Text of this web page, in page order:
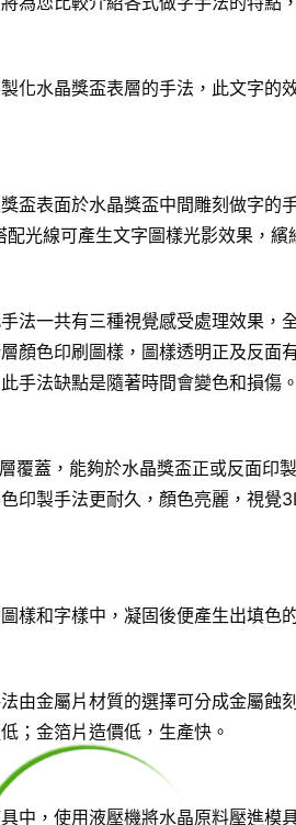
水晶獎盃表層的手法，此文字
表面於水晶獎盃中間雕刻做字
光線可產生文字圖樣光影效果，繽
一共有三種視覺感受處理效果
色印刷圖樣，圖樣透明正及反
手法缺點是隨著時間會變色和損傷。
蓋，能夠於水晶獎盃正或反面
製手法更耐久，顏色亮麗，視
和字樣中，凝固後便產生出填色
金屬片材質的選擇可分成金屬
；金箔片造價低，生產快。
，使用液壓機將水晶原料壓進